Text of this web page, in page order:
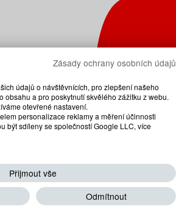
Zásady ochrany osobních údajů
údajů o návštěvnících, pro zlepšení našeho
a pro poskytnutí skvělého zážitku z webu.
otevřené nastavení.
personalizace reklamy a měření účinnosti
být sdíleny se společností Google LLC, více
Přijmout vše
Odmítnout